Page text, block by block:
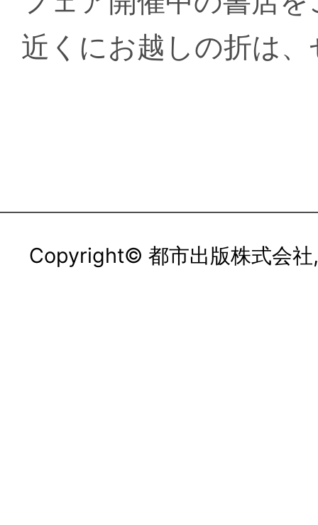
近くにお越しの折は
Copyright© 都市出版株式会